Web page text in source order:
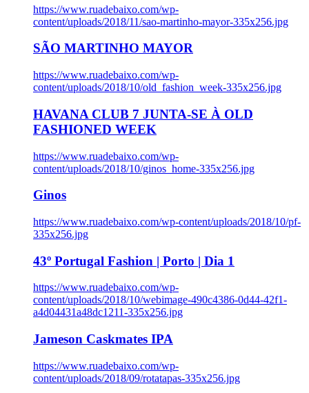
https://www.ruadebaixo.com/wp-
content/uploads/2018/11/sao-martinho-mayor-335x256.jpg
SÃO MARTINHO MAYOR
https://www.ruadebaixo.com/wp-
content/uploads/2018/10/old_fashion_week-335x256.jpg
HAVANA CLUB 7 JUNTA-SE À OLD
FASHIONED WEEK
https://www.ruadebaixo.com/wp-
content/uploads/2018/10/ginos_home-335x256.jpg
Ginos
https://www.ruadebaixo.com/wp-content/uploads/2018/10/pf-
335x256.jpg
43º Portugal Fashion | Porto | Dia 1
https://www.ruadebaixo.com/wp-
content/uploads/2018/10/webimage-490c4386-0d44-42f1-
a4d04431a48dc1211-335x256.jpg
Jameson Caskmates IPA
https://www.ruadebaixo.com/wp-
content/uploads/2018/09/rotatapas-335x256.jpg